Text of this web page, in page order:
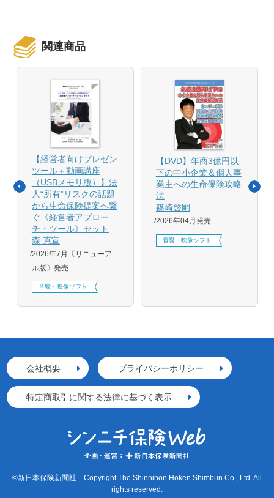
関連商品
【経営者向けプレゼン
ツール＋動画講座
（USBメモリ版）】法
人“所有”リスクの話題
から生命保険提案へ繋
ぐ《経営者アプロー
チ・ツール》セット
森 克宣
2026年7月〔リニューア
ル版〕発売
音響・映像ソフト
【DVD】年商3億円以
下の中小企業＆個人事
業主への生命保険攻略
法
篠崎啓嗣
2026年04月発売
音響・映像ソフト
会社概要 プライバシーポリシー
特定商取引に関する法律に基づく表示
©新日本保険新聞社 Copyright The Shinnihon Hoken Shimbun Co., Ltd. All
rights reserved.